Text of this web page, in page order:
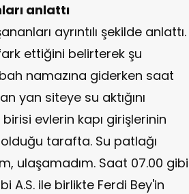
anlattı
ayrıntılı şekilde anlattı.
ettiğini belirterek şu
namazına giderken saat
yan siteye su aktığını
evlerin kapı girişlerinin
tarafta. Su patlağı
ulaşamadım. Saat 07.00 gibi
A.S. ile birlikte Ferdi Bey'in